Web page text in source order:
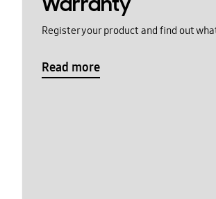
Register your product and find out
Read more